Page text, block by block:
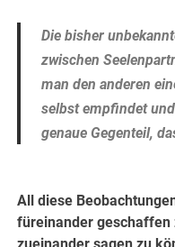
Die bisher
zwischen
man den anderen
selbst empfindet
genaue Gegenteil,
All diese
füreinander geschaffen